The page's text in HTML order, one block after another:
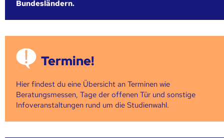
Bundesländern.
Termine!
Hier findest du eine Übersicht an Terminen wie
Beratungsmessen, Tage der offenen Tür und sonstige
Infoveranstaltungen rund um die Studienwahl.